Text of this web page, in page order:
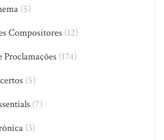
(5)
Compositores(12)
Proclamações(174)
(5)
(7)
(3)